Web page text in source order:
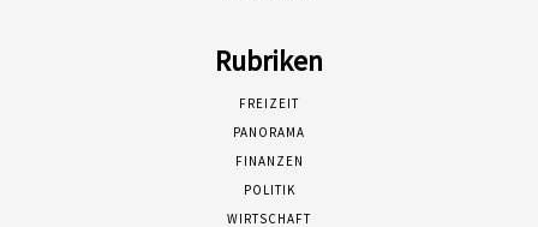
Rubriken
FREIZEIT
PANORAMA
FINANZEN
POLITIK
WIRTSCHAFT